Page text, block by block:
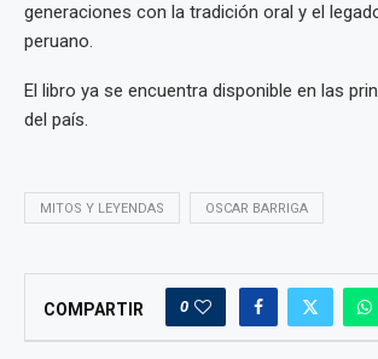
generaciones con la tradición oral y el
peruano.
El libro ya se encuentra disponible en las
del país.
MITOS Y LEYENDAS OSCAR BARRIGA
COMPARTIR 0